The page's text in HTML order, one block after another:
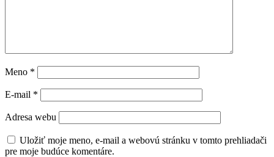
Meno *
E-mail *
Adresa webu
Uložiť moje meno, e-mail a webovú stránku v tomto prehliadači
pre moje budúce komentáre.